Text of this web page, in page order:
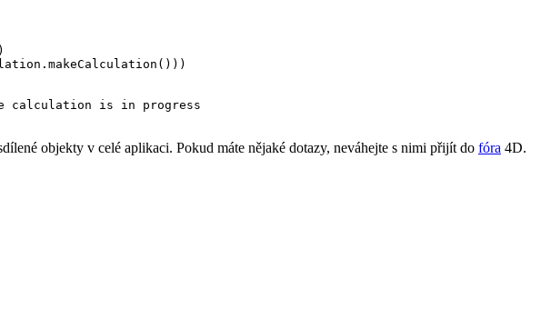
calculation is in progress
objekty v celé aplikaci. Pokud máte nějaké dotazy, neváhejte s nimi přijít do fóra 4D.